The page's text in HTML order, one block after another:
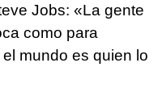
Jobs: «La gente
como para
mundo es quien lo